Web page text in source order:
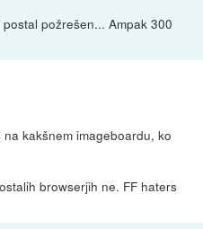
požrešen... Ampak 300
kakšnem imageboardu, ko
browserjih ne. FF haters